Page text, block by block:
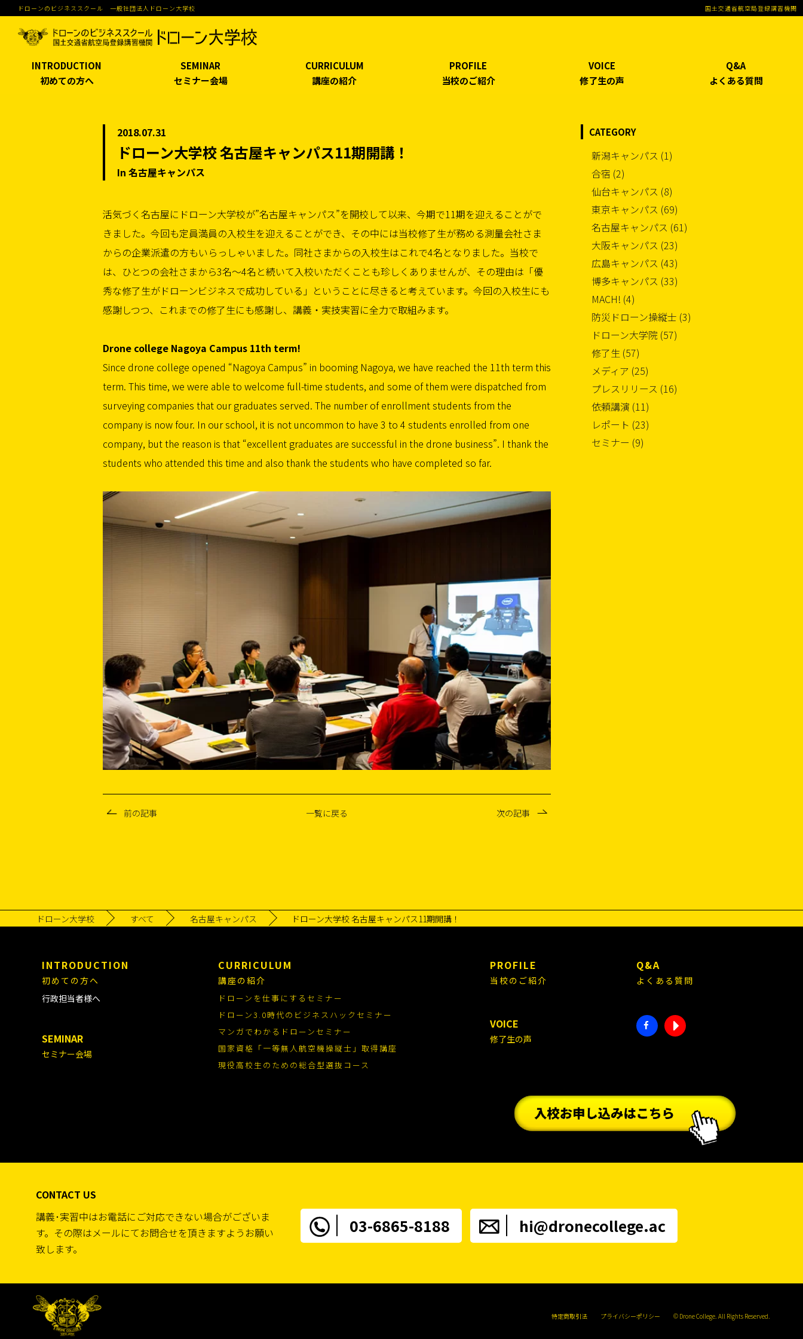
ドローンのビジネススクール 一般社団法人ドローン大学校 国土交通省航空局登録講習機関
INTRODUCTION
初めての方へ
SEMINAR
セミナー会場
CURRICULUM
講座の紹介
PROFILE
当校のご紹介
VOICE
修了生の声
Q&A
よくある質問
2018.07.31
ドローン大学校 名古屋キャンパス11期開講！
In 名古屋キャンパス
活気づく名古屋にドローン大学校が”名古屋キャンパス”を開校して以来、今期で11期を迎えることがで
きました。今回も定員満員の入校生を迎えることができ、その中には当校修了生が務める測量会社さま
からの企業派遣の方もいらっしゃいました。同社さまからの入校生はこれで4名となりました。当校で
は、ひとつの会社さまから3名〜4名と続いて入校いただくことも珍しくありませんが、その理由は「優
秀な修了生がドローンビジネスで成功している」ということに尽きると考えています。今回の入校生にも
感謝しつつ、これまでの修了生にも感謝し、講義・実技実習に全力で取組みます。
Drone college Nagoya Campus 11th term!
Since drone college opened “Nagoya Campus” in booming Nagoya, we have reached the 11th term this
term. This time, we were able to welcome full-time students, and some of them were dispatched from
surveying companies that our graduates served. The number of enrollment students from the
company is now four. In our school, it is not uncommon to have 3 to 4 students enrolled from one
company, but the reason is that “excellent graduates are successful in the drone business”. I thank the
students who attended this time and also thank the students who have completed so far.
前の記事 一覧に戻る 次の記事
CATEGORY
新潟キャンパス (1)
合宿 (2)
仙台キャンパス (8)
東京キャンパス (69)
名古屋キャンパス (61)
大阪キャンパス (23)
広島キャンパス (43)
博多キャンパス (33)
MACH! (4)
防災ドローン操縦士 (3)
ドローン大学院 (57)
修了生 (57)
メディア (25)
プレスリリース (16)
依頼講演 (11)
レポート (23)
セミナー (9)
ドローン大学校 すべて 名古屋キャンパス ドローン大学校 名古屋キャンパス11期開講！
INTRODUCTION
初めての方へ
行政担当者様へ
SEMINAR
セミナー会場
CURRICULUM
講座の紹介
ドローンを仕事にするセミナー
ドローン3.0時代のビジネスハックセミナー
マンガでわかるドローンセミナー
国家資格「一等無人航空機操縦士」取得講座
現役高校生のための総合型選抜コース
PROFILE
当校のご紹介
VOICE
修了生の声
Q&A
よくある質問
CONTACT US
講義･実習中はお電話にご対応できない場合がございま
す。その際はメールにてお問合せを頂きますようお願い
致します。
03-6865-8188 hi@dronecollege.ac
特定商取引法 プライバシーポリシー © Drone College. All Rights Reserved.